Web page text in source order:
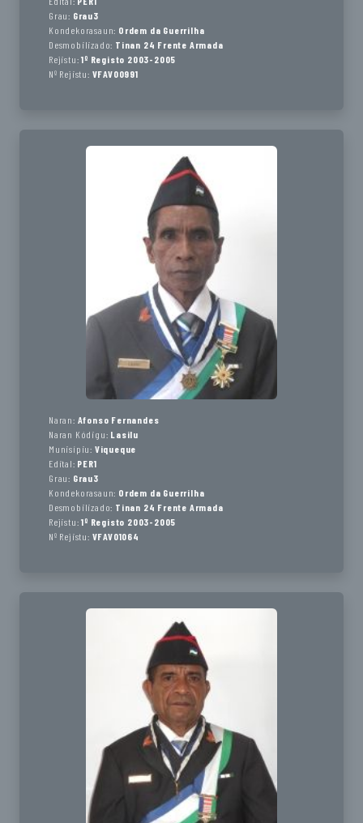
Grau: Grau3
Kondekorasaun: Ordem da Guerrilha
Desmobilizado: Tinan 24 Frente Armada
Rejistu: 1º Registo 2003-2005
Nº Rejistu: VFAV00991
Naran: Afonso Fernandes
Naran Kódigu: Lasilu
Munisípiu: Viqueque
Edital: PER1
Grau: Grau3
Kondekorasaun: Ordem da Guerrilha
Desmobilizado: Tinan 24 Frente Armada
Rejistu: 1º Registo 2003-2005
Nº Rejistu: VFAV01064